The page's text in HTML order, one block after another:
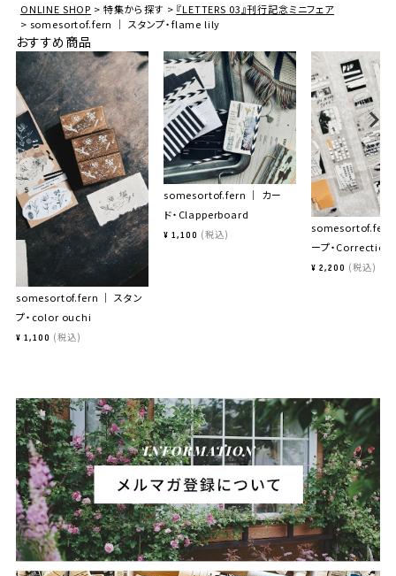
ONLINE SHOP
特集から探す
『LETTERS 03』刊行記念ミニフェア
somesortof.fern ｜ スタンプ・flame lily
おすすめ商品
somesortof.fern ｜ スタン
プ・color ouchi
¥ 1,100 税込
somesortof.fern ｜ カー
ド・Clapperboard
¥ 1,100 税込
somesortof.fern
ープ・
¥ 2,200 税込